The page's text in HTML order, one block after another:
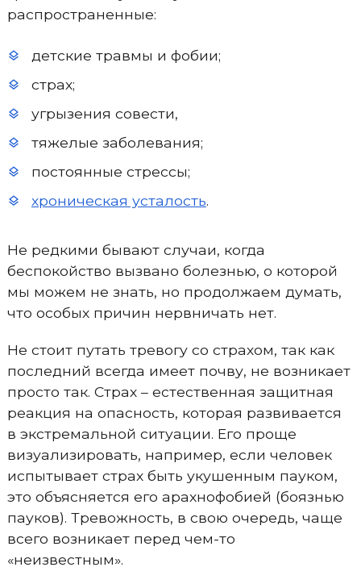
распространенные:
детские травмы и фобии;
страх;
угрызения совести,
тяжелые заболевания;
постоянные стрессы;
хроническая усталость.
Не редкими бывают случаи, когда
беспокойство вызвано болезнью, о которой
мы можем не знать, но продолжаем думать,
что особых причин нервничать нет.
Не стоит путать тревогу со страхом, так как
последний всегда имеет почву, не возникает
просто так. Страх – естественная защитная
реакция на опасность, которая развивается
в экстремальной ситуации. Его проще
визуализировать, например, если человек
испытывает страх быть укушенным пауком,
это объясняется его арахнофобией (боязнью
пауков). Тревожность, в свою очередь, чаще
всего возникает перед чем-то
«неизвестным».